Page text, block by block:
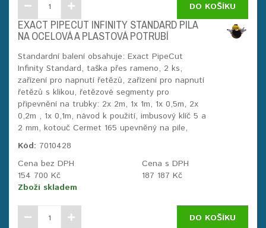
DO KOŠÍKU
EXACT PIPECUT INFINITY STANDARD PILA
NA OCELOVÁ A PLASTOVÁ POTRUBÍ
Standardní balení obsahuje: Exact PipeCut
Infinity Standard, taška přes rameno, 2 ks,
zařízení pro napnutí řetězů, zařízení pro napnutí
řetězů s klikou, řetězové segmenty pro
připevnění na trubky: 2x 2m, 1x 1m, 1x 0,5m, 2x
0,2m , 1x 0,1m, návod k použití, imbusový klíč 5 a
2 mm, kotouč Cermet 165 upevněný na pile,
Kód: 7010428
Cena bez DPH
154 700 Kč
Cena s DPH
187 187 Kč
Zboží skladem
DO KOŠÍKU